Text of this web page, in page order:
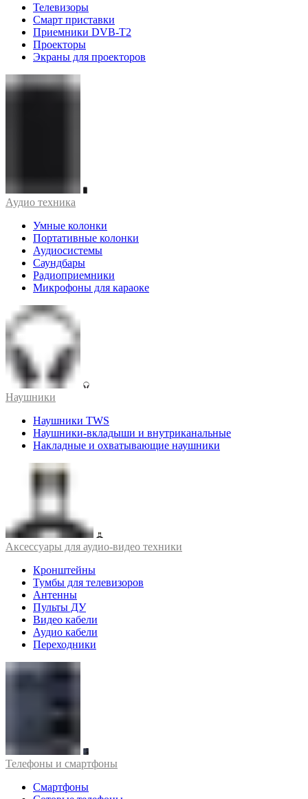
Телевизоры
Смарт приставки
Приемники DVB-T2
Проекторы
Экраны для проекторов
Аудио техника
Умные колонки
Портативные колонки
Аудиосистемы
Саундбары
Радиоприемники
Микрофоны для караоке
Наушники
Наушники TWS
Наушники-вкладыши и внутриканальные
Накладные и охватывающие наушники
Аксессуары для аудио-видео техники
Кронштейны
Тумбы для телевизоров
Антенны
Пульты ДУ
Видео кабели
Аудио кабели
Переходники
Телефоны и смартфоны
Смартфоны